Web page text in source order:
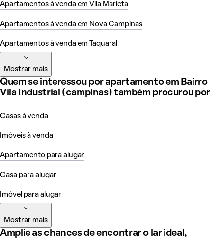
Apartamentos à venda em Vila Marieta
Apartamentos à venda em Nova Campinas
Apartamentos à venda em Taquaral
Mostrar mais
Quem se interessou por apartamento em Bairro
Vila Industrial (campinas) também procurou por
Casas à venda
Imóveis à venda
Apartamento para alugar
Casa para alugar
Imóvel para alugar
Mostrar mais
Amplie as chances de encontrar o lar ideal,